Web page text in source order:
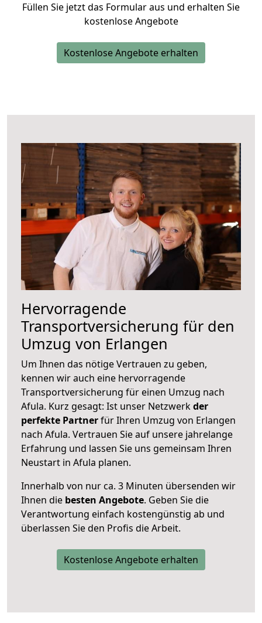
Füllen Sie jetzt das Formular aus und erhalten Sie
kostenlose Angebote
Kostenlose Angebote erhalten
Hervorragende
Transportversicherung für den
Umzug von Erlangen
Um Ihnen das nötige Vertrauen zu geben,
kennen wir auch eine hervorragende
Transportversicherung für einen Umzug nach
Afula. Kurz gesagt: Ist unser Netzwerkder
perfekte Partnerfür Ihren Umzug von Erlangen
nach Afula. Vertrauen Sie auf unsere jahrelange
Erfahrung und lassen Sie uns gemeinsam Ihren
Neustart in Afula planen.
Innerhalb von nur ca. 3 Minuten übersenden wir
Ihnen die besten Angebote. Geben Sie die
Verantwortung einfach kostengünstig ab und
überlassen Sie den Profis die Arbeit.
Kostenlose Angebote erhalten